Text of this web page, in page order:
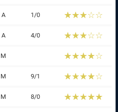
Α 1/0 ☆☆☆☆☆
★★★★★
Α 4/0 ☆☆☆☆☆
★★★★★
Μ ☆☆☆☆☆
★★★★★
Μ 9/1 ☆☆☆☆☆
★★★★★
Μ 8/0 ☆☆☆☆☆
★★★★★